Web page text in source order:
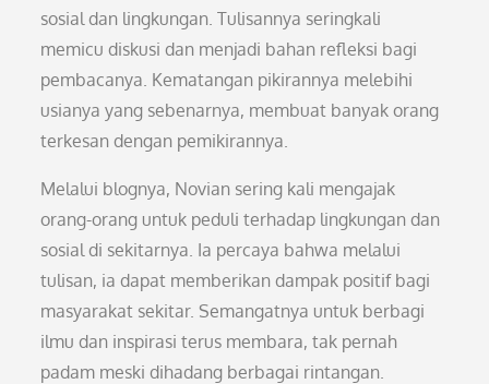
sosial dan lingkungan. Tulisannya seringkali
memicu diskusi dan menjadi bahan refleksi bagi
pembacanya. Kematangan pikirannya melebihi
usianya yang sebenarnya, membuat banyak orang
terkesan dengan pemikirannya.
Melalui blognya, Novian sering kali mengajak
orang-orang untuk peduli terhadap lingkungan dan
sosial di sekitarnya. Ia percaya bahwa melalui
tulisan, ia dapat memberikan dampak positif bagi
masyarakat sekitar. Semangatnya untuk berbagi
ilmu dan inspirasi terus membara, tak pernah
padam meski dihadang berbagai rintangan.